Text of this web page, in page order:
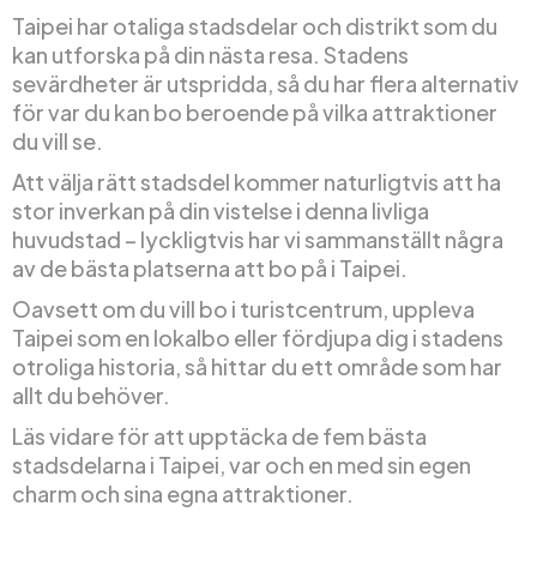
Taipei har otaliga stadsdelar och distrikt som du
kan utforska på din nästa resa. Stadens
sevärdheter är utspridda, så du har flera alternativ
för var du kan bo beroende på vilka attraktioner
du vill se.
Att välja rätt stadsdel kommer naturligtvis att ha
stor inverkan på din vistelse i denna livliga
huvudstad – lyckligtvis har vi sammanställt några
av de bästa platserna att bo på i Taipei.
Oavsett om du vill bo i turistcentrum, uppleva
Taipei som en lokalbo eller fördjupa dig i stadens
otroliga historia, så hittar du ett område som har
allt du behöver.
Läs vidare för att upptäcka de fem bästa
stadsdelarna i Taipei, var och en med sin egen
charm och sina egna attraktioner.